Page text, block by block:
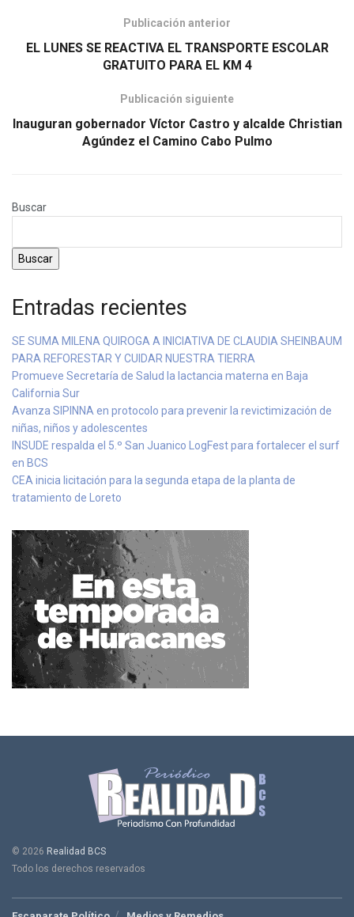
Publicación anterior
EL LUNES SE REACTIVA EL TRANSPORTE ESCOLAR
GRATUITO PARA EL KM 4
Publicación siguiente
Inauguran gobernador Víctor Castro y alcalde Christian
Agúndez el Camino Cabo Pulmo
Buscar
Buscar
Entradas recientes
SE SUMA MILENA QUIROGA A INICIATIVA DE CLAUDIA SHEINBAUM
PARA REFORESTAR Y CUIDAR NUESTRA TIERRA
Promueve Secretaría de Salud la lactancia materna en Baja
California Sur
Avanza SIPINNA en protocolo para prevenir la revictimización de
niñas, niños y adolescentes
INSUDE respalda el 5.º San Juanico LogFest para fortalecer el surf
en BCS
CEA inicia licitación para la segunda etapa de la planta de
tratamiento de Loreto
© 2026 Realidad BCS
Todo los derechos reservados